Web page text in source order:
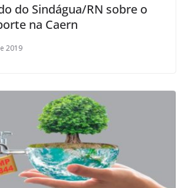
do Sindágua/RN sobre o
na Caern
2019